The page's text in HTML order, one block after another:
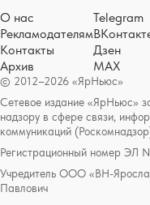
© 2012–2026 «ЯрНьюс»
Сетевое издание «ЯрНьюс»
надзору в сфере связи,
коммуникаций
Регистрационный номер
Учредитель ООО «ВН-
Павлович
О нас
Рекламодателям
Контакты
Архив
Telegram
Дзен
MAX